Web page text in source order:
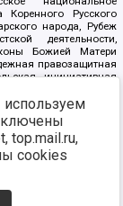
Русского
народа, Рубеж
деятельности,
Божией Матери
правозащитная
инициативная
республика Русь,
W.H.С., Фалунь
Новокузнецк/РПК,
Фонд защиты прав
округа г.
7822/
top.mail.ru,
cookies